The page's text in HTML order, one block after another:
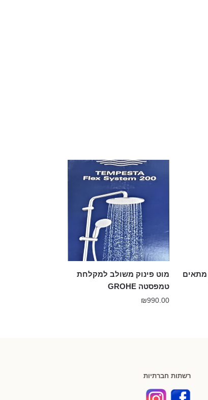
מוט פינוק יגואר 2001 מתאים
מוט פינוק משולב למקלחת
טמפסטה GROHE
₪990.00
רשתות חברתיות